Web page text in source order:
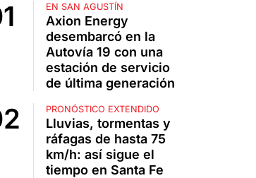
EN SAN AGUSTÍN
Axion Energy
desembarcó en la
Autovía 19 con una
estación de servicio
de última generación
PRONÓSTICO EXTENDIDO
Lluvias, tormentas y
ráfagas de hasta 75
km/h: así sigue el
tiempo en Santa Fe